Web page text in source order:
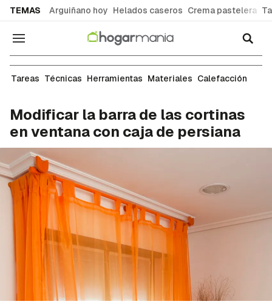
TEMAS Arguiñano hoy Helados caseros Crema pastelera
Navegación
Albañilería
Tareas Técnicas Herramientas Materiales Calefacción
Modificar la barra de las cortinas
en ventana con caja de persiana